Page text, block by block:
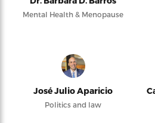
Mental Health & Menopause
José Julio Aparicio
Politics and law